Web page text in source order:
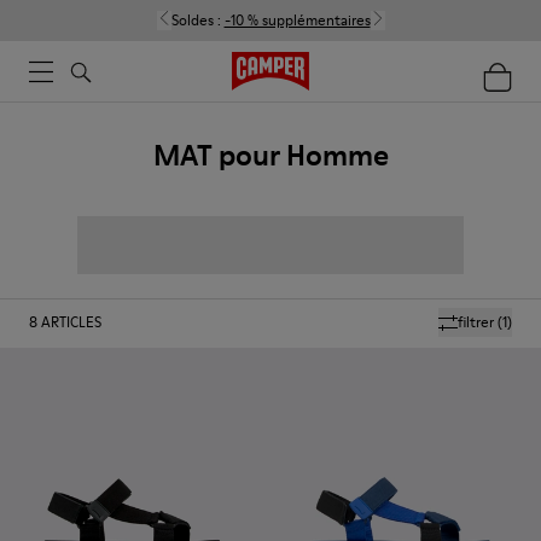
Soldes : -10 % supplémentaires
MAT pour Homme
filtrer(1)
8ARTICLES